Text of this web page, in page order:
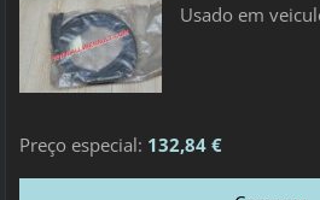
Usado em
Preço especial: 132,84 €